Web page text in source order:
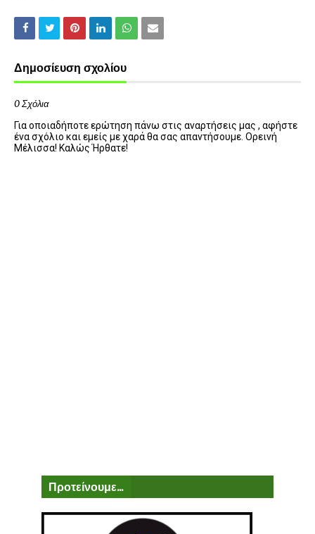
Δημοσίευση σχολίου
0 Σχόλια
Για οποιαδήποτε ερώτηση πάνω στις αναρτήσεις μας , αφήστε
ένα σχόλιο και εμείς με χαρά θα σας απαντήσουμε. Ορεινή
Μέλισσα! Καλώς Ήρθατε!
Προτείνουμε...